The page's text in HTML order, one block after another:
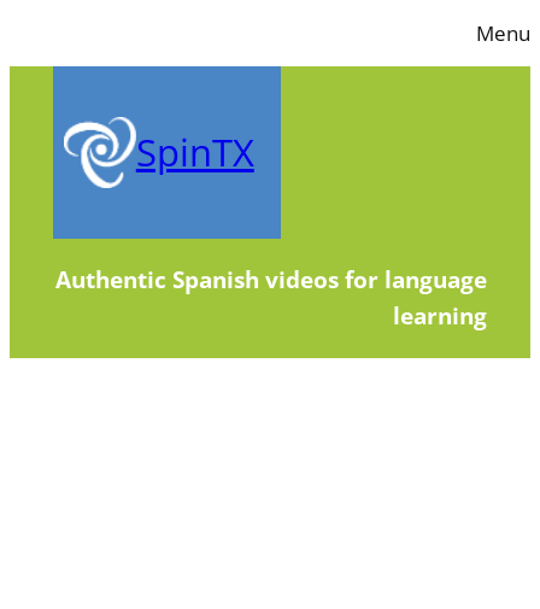
to
Menu
SpinTX
Authentic Spanish videos for language
learning